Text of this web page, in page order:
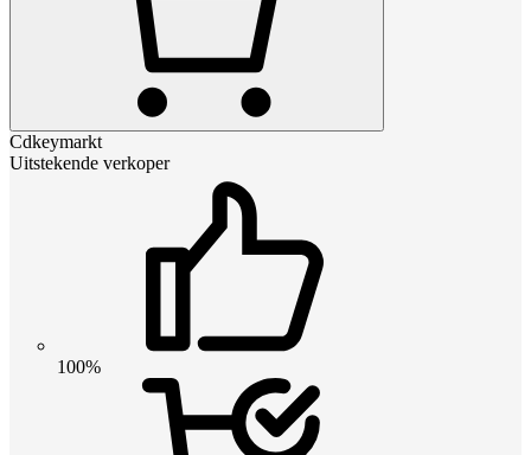
Cdkeymarkt
Uitstekende verkoper
100%